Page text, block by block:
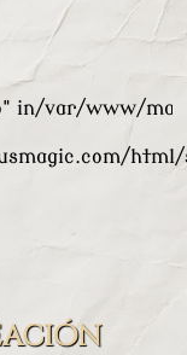
in/var/www/
html/